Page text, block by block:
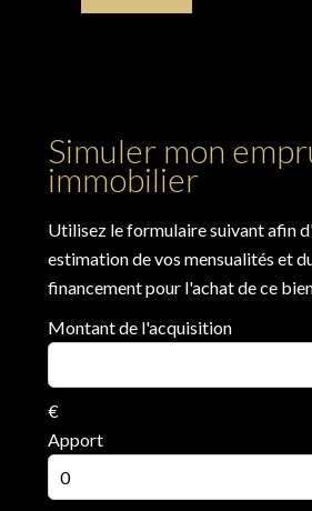
Simuler mon
immobilier
Utilisez le formulaire suivant afin
estimation de vos mensualités et
financement pour l'achat de ce
Montant de l'acquisition
€
Apport